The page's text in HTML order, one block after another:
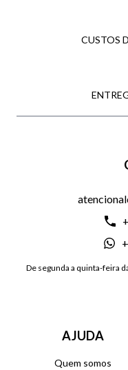
CUSTOS
De segunda a quinta-feira
AJUDA
Quem somos